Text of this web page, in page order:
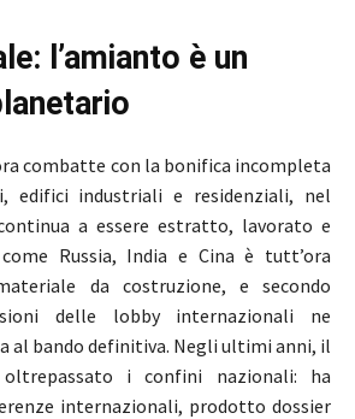
l’amianto è un
combatte con la bonifica incompleta
edifici industriali e residenziali, nel
a essere estratto, lavorato e
Russia, India e Cina è tutt’ora
da costruzione, e secondo
delle lobby internazionali ne
al bando definitiva. Negli ultimi anni, il
i confini nazionali: ha
internazionali, prodotto dossier